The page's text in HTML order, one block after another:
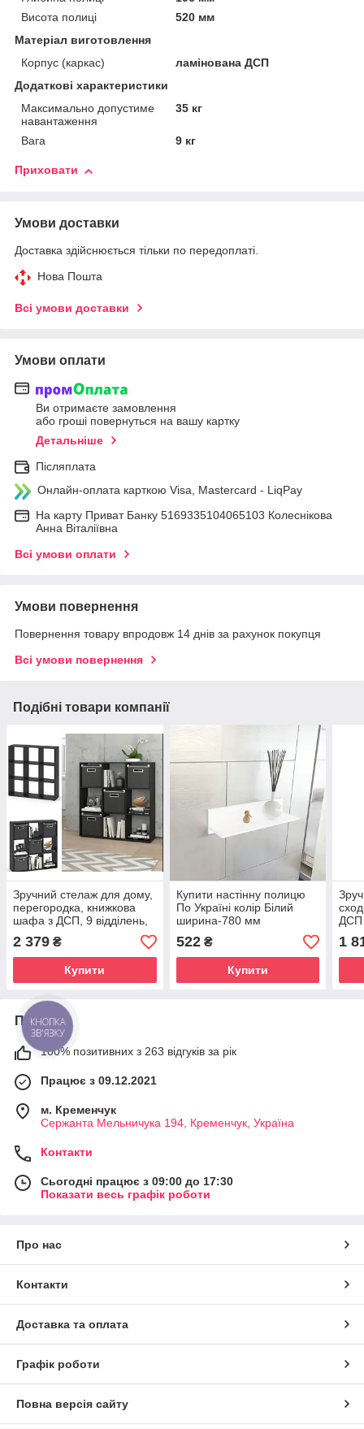
Висота полиці
520 мм
Матеріал виготовлення
Корпус (каркас)
ламінована ДСП
Додаткові характеристики
Максимально допустиме
навантаження
35 кг
Вага 9 кг
Приховати
Умови доставки
Доставка здійснюється тільки по передоплаті.
Нова Пошта
Всі умови доставки
Умови оплати
Ви отримаєте замовлення
або гроші повернуться на вашу картку
Детальніше
Післяплата
Онлайн-оплата карткою Visa, Mastercard - LiqPay
На карту Приват Банку 5169335104065103 Колеснікова
Анна Віталіївна
Всі умови оплати
Умови повернення
Повернення товару впродовж 14 днів за рахунок покупця
Всі умови повернення
Подібні товари компанії
Зручний стелаж для дому,
перегородка, книжкова
шафа з ДСП, 9 відділень,
колір Чорний
2 379 ₴
Купити
Купити настінну полицю
По Україні колір Білий
ширина-780 мм
522₴
Купити
ДСП
1
Про нас
100% позитивних з 263 відгуків за рік
Працює з 09.12.2021
м. Кременчук
Сержанта Мельничука 194, Кременчук, Україна
Контакти
Сьогодні працює з 09:00 до 17:30
Показати весь графік роботи
Про нас
Контакти
Доставка та оплата
Графік роботи
Повна версія сайту
КНОПКА
ЗВ'ЯЗКУ